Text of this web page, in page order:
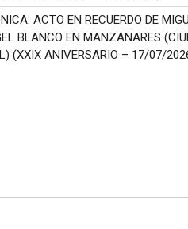
ACTO EN RECUERDO DE
BLANCO EN MANZANARES
(XXIX ANIVERSARIO – 17/07/